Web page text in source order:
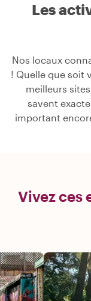
Les
Nos locaux
! Quelle que soit
meilleurs
savent
important
Vivez ces